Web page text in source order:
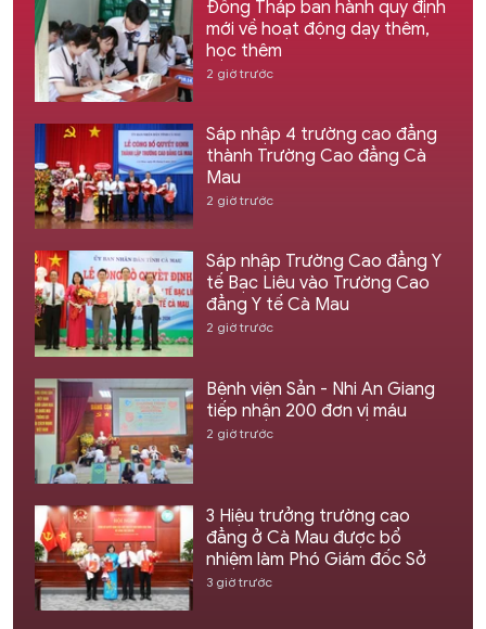
Đồng Tháp ban hành quy định
mới về hoạt động dạy thêm,
học thêm
2 giờ trước
Sáp nhập 4 trường cao đẳng
thành Trường Cao đẳng Cà
Mau
2 giờ trước
Sáp nhập Trường Cao đẳng Y
tế Bạc Liêu vào Trường Cao
đẳng Y tế Cà Mau
2 giờ trước
Bệnh viện Sản - Nhi An Giang
tiếp nhận 200 đơn vị máu
2 giờ trước
3 Hiệu trưởng trường cao
đẳng ở Cà Mau được bổ
nhiệm làm Phó Giám đốc Sở
3 giờ trước